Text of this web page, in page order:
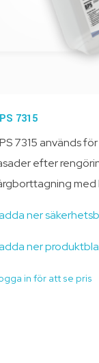
7315
7315 används
efter
med
ner
ner
in för att se pris